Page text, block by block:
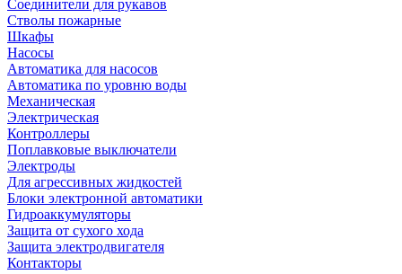
Соединители для рукавов
Стволы пожарные
Шкафы
Насосы
Автоматика для насосов
Автоматика по уровню воды
Механическая
Электрическая
Контроллеры
Поплавковые выключатели
Электроды
Для агрессивных жидкостей
Блоки электронной автоматики
Гидроаккумуляторы
Защита от сухого хода
Защита электродвигателя
Контакторы